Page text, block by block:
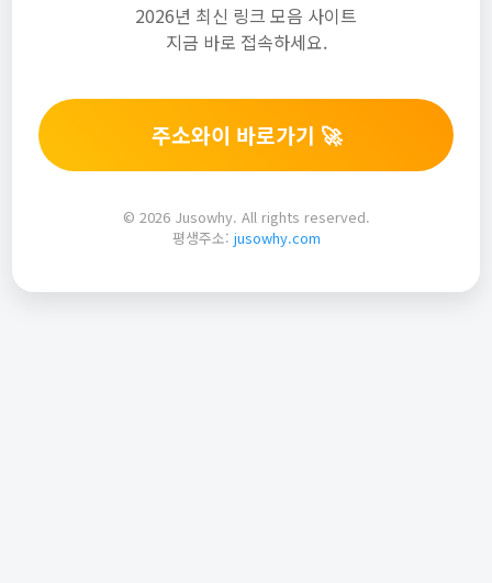
2026년 최신 링크 모음 사이트
지금 바로 접속하세요.
주소와이 바로가기 🚀
© 2026 Jusowhy. All rights reserved.
평생주소: jusowhy.com